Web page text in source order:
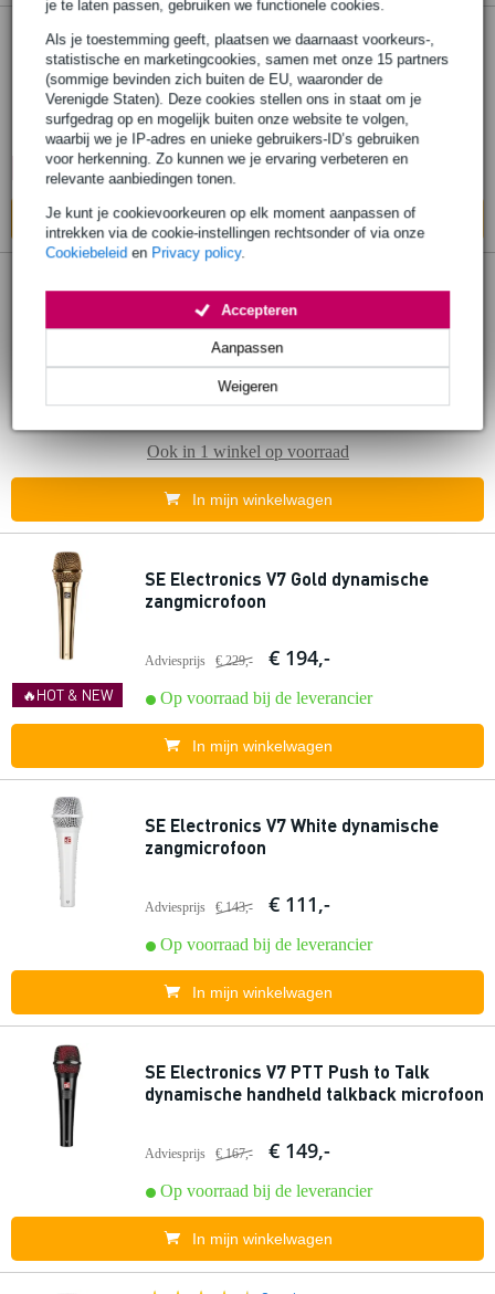
je te laten passen, gebruiken we functionele cookies.
Als je toestemming geeft, plaatsen we daarnaast voorkeurs-,
statistische en marketingcookies, samen met onze 15 partners
(sommige bevinden zich buiten de EU, waaronder de
Verenigde Staten). Deze cookies stellen ons in staat om je
surfgedrag op en mogelijk buiten onze website te volgen,
waarbij we je IP-adres en unieke gebruikers-ID’s gebruiken
voor herkenning. Zo kunnen we je ervaring verbeteren en
relevante aanbiedingen tonen.
Je kunt je cookievoorkeuren op elk moment aanpassen of
intrekken via de cookie-instellingen rechtsonder of via onze
Cookiebeleid en Privacy policy.
Weigeren
Aanpassen
Accepteren
🔥HOT & NEW
SE Electronics V7 Nickel dynamische
zangmicrofoon
Adviesprijs € 151,- € 143,-
Op voorraad bij de leverancier
In mijn winkelwagen
SE Electronics V7 Red dynamische
zangmicrofoon
€ 121,- € 111,-
Ook in1 winkelop voorraad
In mijn winkelwagen
🔥HOT & NEW
SE Electronics V7 Gold dynamische
zangmicrofoon
Adviesprijs € 229,- € 194,-
Op voorraad bij de leverancier
In mijn winkelwagen
SE Electronics V7 White dynamische
zangmicrofoon
Adviesprijs € 143,- € 111,-
Op voorraad bij de leverancier
In mijn winkelwagen
SE Electronics V7 PTT Push to Talk
dynamische handheld talkback microfoon
Adviesprijs € 167,- € 149,-
Op voorraad bij de leverancier
In mijn winkelwagen